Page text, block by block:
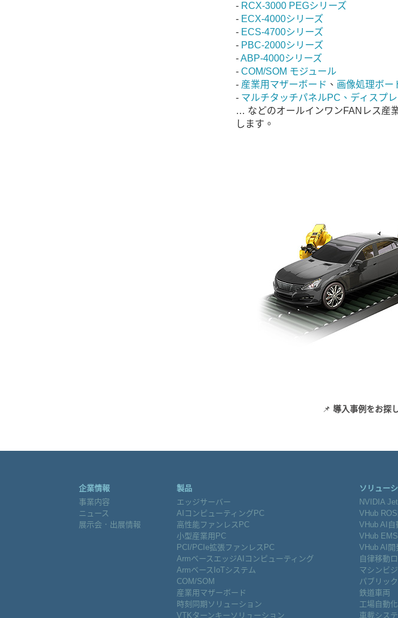
- RCX-3000 PEGシリーズ
- ECX-4000シリーズ
- ECS-4700シリーズ
- PBC-2000シリーズ
-ABP-4000シリーズ
- COM/SOM モジュール
- 産業用マザーボード 、 画像処理ボー
- マルチタッチパネルPC、ディスプレ
… などのオールインワンFANレス産
します。
📌 導入事例をお探
企業情報
事業内容
ニュース
展示会．出展情報
製品
エッジサーバー
AIコンピューティングPC
高性能ファンレスPC
小型産業用PC
PCI/PCIe拡張ファンレスPC
ArmベースエッジAIコンピューティング
ArmベースIoTシステム
COM/SOM
産業用マザーボード
時刻同期ソリューション
VTKターンキーソリューション
ソリュー
NVIDIA
VHub
VHub AI自
VHub
VHub AI開
自律移動
マシンビ
パブリッ
鉄道車両
工場自動
車載シス